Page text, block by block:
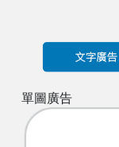
單圖廣告